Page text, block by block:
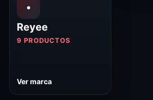
•
Reyee
9 PRODUCTOS
Ver marca